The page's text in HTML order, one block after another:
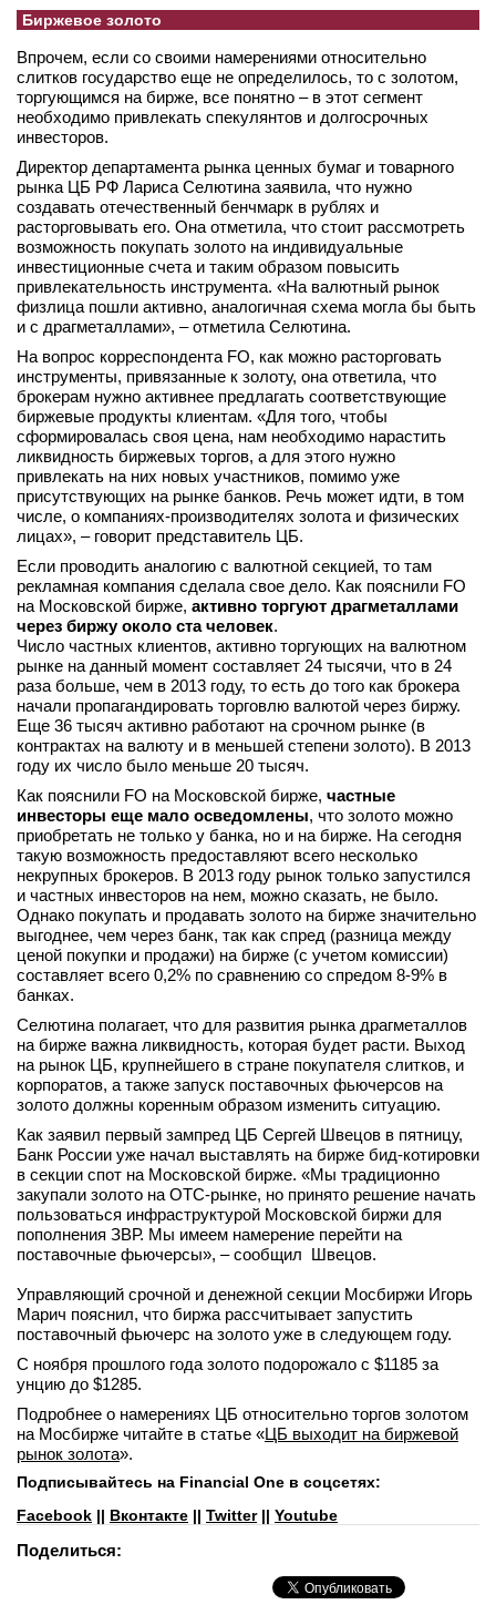
Биржевое золото
Впрочем, если со своими намерениями относительно
слитков государство еще не определилось, то с золотом,
торгующимся на бирже, все понятно – в этот сегмент
необходимо привлекать спекулянтов и долгосрочных
инвесторов.
Директор департамента рынка ценных бумаг и товарного
рынка ЦБ РФ Лариса Селютина заявила, что нужно
создавать отечественный бенчмарк в рублях и
расторговывать его. Она отметила, что стоит рассмотреть
возможность покупать золото на индивидуальные
инвестиционные счета и таким образом повысить
привлекательность инструмента. «На валютный рынок
физлица пошли активно, аналогичная схема могла бы быть
и с драгметаллами», – отметила Селютина.
На вопрос корреспондента FO, как можно расторговать
инструменты, привязанные к золоту, она ответила, что
брокерам нужно активнее предлагать соответствующие
биржевые продукты клиентам. «Для того, чтобы
сформировалась своя цена, нам необходимо нарастить
ликвидность биржевых торгов, а для этого нужно
привлекать на них новых участников, помимо уже
присутствующих на рынке банков. Речь может идти, в том
числе, о компаниях-производителях золота и физических
лицах», – говорит представитель ЦБ.
Если проводить аналогию с валютной секцией, то там
рекламная компания сделала свое дело. Как пояснили FO
на Московской бирже, активно торгуют драгметаллами
через биржу около ста человек.
Число частных клиентов, активно торгующих на валютном
рынке на данный момент составляет 24 тысячи, что в 24
раза больше, чем в 2013 году, то есть до того как брокера
начали пропагандировать торговлю валютой через биржу.
Еще 36 тысяч активно работают на срочном рынке (в
контрактах на валюту и в меньшей степени золото). В 2013
году их число было меньше 20 тысяч.
Как пояснили FO на Московской бирже, частные
инвесторы еще мало осведомлены, что золото можно
приобретать не только у банка, но и на бирже. На сегодня
такую возможность предоставляют всего несколько
некрупных брокеров. В 2013 году рынок только запустился
и частных инвесторов на нем, можно сказать, не было.
Однако покупать и продавать золото на бирже значительно
выгоднее, чем через банк, так как спред (разница между
ценой покупки и продажи) на бирже (с учетом комиссии)
составляет всего 0,2% по сравнению со спредом 8-9% в
банках.
Селютина полагает, что для развития рынка драгметаллов
на бирже важна ликвидность, которая будет расти. Выход
на рынок ЦБ, крупнейшего в стране покупателя слитков, и
корпоратов, а также запуск поставочных фьючерсов на
золото должны коренным образом изменить ситуацию.
Как заявил первый зампред ЦБ Сергей Швецов в пятницу,
Банк России уже начал выставлять на бирже бид-котировки
в секции спот на Московской бирже. «Мы традиционно
закупали золото на ОТС-рынке, но принято решение начать
пользоваться инфраструктурой Московской биржи для
пополнения ЗВР. Мы имеем намерение перейти на
поставочные фьючерсы», – сообщил Швецов.
Управляющий срочной и денежной секции Мосбиржи Игорь
Марич пояснил, что биржа рассчитывает запустить
поставочный фьючерс на золото уже в следующем году.
С ноября прошлого года золото подорожало с $1185 за
унцию до $1285.
Подробнее о намерениях ЦБ относительно торгов золотом
на Мосбирже читайте в статье «ЦБ выходит на биржевой
рынок золота».
Подписывайтесь на Financial One в соцсетях:
Facebook || Вконтакте || Twitter|| Youtube
Поделиться: